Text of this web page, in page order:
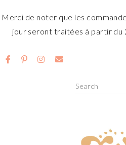
Merci de noter que les
jour seront traitées à partir du